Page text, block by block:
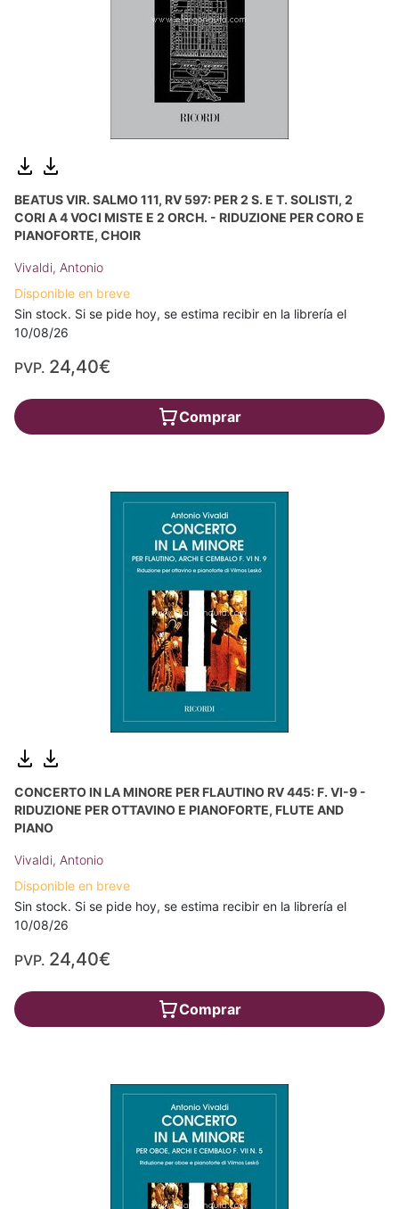
BEATUS VIR. SALMO 111, RV 597: PER 2 S. E T. SOLISTI, 2
CORI A 4 VOCI MISTE E 2 ORCH. - RIDUZIONE PER CORO E
PIANOFORTE, CHOIR
Vivaldi, Antonio
Disponible en breve
Sin stock. Si se pide hoy, se estima recibir en la librería el
10/08/26
PVP. 24,40€
Comprar
CONCERTO IN LA MINORE PER FLAUTINO RV 445: F. VI-9 -
RIDUZIONE PER OTTAVINO E PIANOFORTE, FLUTE AND
PIANO
Vivaldi, Antonio
Disponible en breve
Sin stock. Si se pide hoy, se estima recibir en la librería el
10/08/26
PVP. 24,40€
Comprar